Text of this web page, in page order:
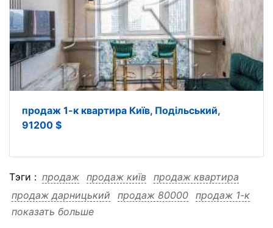
продаж 1-к квартира Київ, Подільський,
91200 $
Тэги : продаж продаж київ
продаж квартира
продаж дарницький
продаж 80000 продаж 1-к
продаж 1-к київ
показать больше